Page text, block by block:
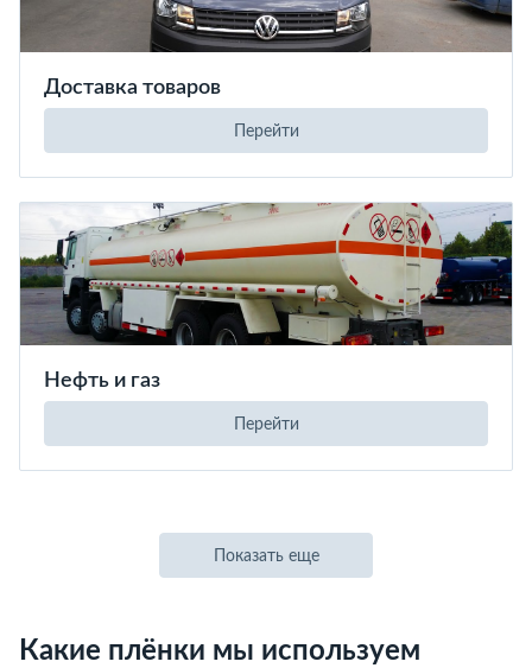
Доставка товаров
Перейти
Нефть и газ
Перейти
Показать еще
Какие плёнки мы используем